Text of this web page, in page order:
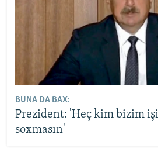
BUNA DA BAX:
Prezident: 'Heç kim bizim
soxmasın'